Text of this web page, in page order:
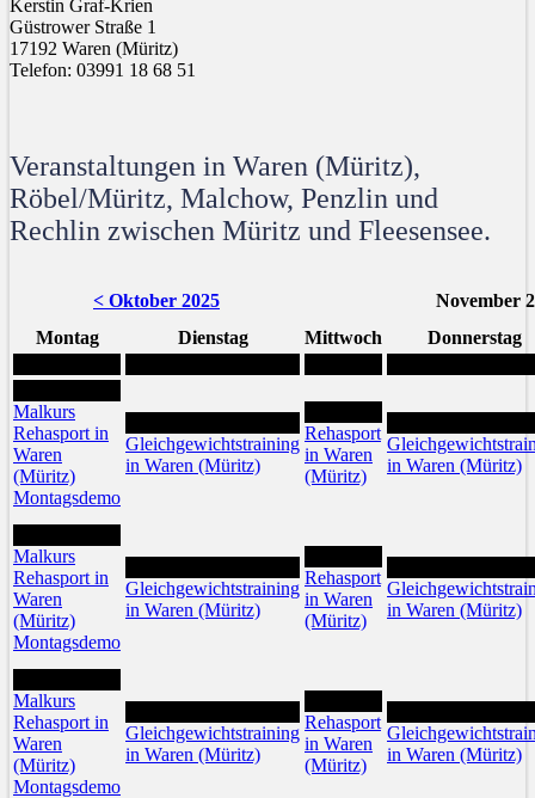
Kerstin Graf-Krien
Güstrower Straße 1
17192 Waren (Müritz)
Telefon: 03991 18 68 51
Veranstaltungen in Waren (Müritz),
Röbel/Müritz, Malchow, Penzlin und
Rechlin zwischen Müritz und Fleesensee.
< Oktober 2025
November
Montag
Dienstag Mittwoch Donnerstag
Malkurs
Rehasport in
Waren
(Müritz)
Montagsdemo
Gleichgewichtstraining
in Waren (Müritz)
Rehasport
in Waren
(Müritz)
in Waren (Müritz)
Malkurs
Rehasport in
Waren
(Müritz)
Montagsdemo
Gleichgewichtstraining
in Waren (Müritz)
Rehasport
in Waren
(Müritz)
in Waren (Müritz)
Malkurs
Rehasport in
Waren
(Müritz)
Montagsdemo
Gleichgewichtstraining
in Waren (Müritz)
Rehasport
in Waren
(Müritz)
in Waren (Müritz)